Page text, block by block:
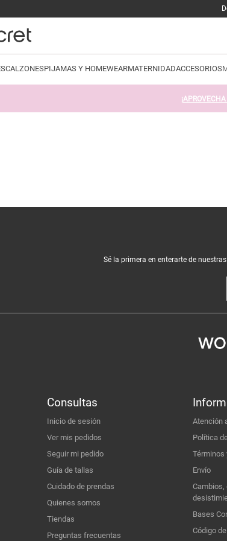
CALZONESPIJAMAS Y HOMEWEARMATERNIDADACCESORIOS
Sé la primera en enterarte de
Consultas
Inicio de sesión
Ver mis pedidos
Seguir mi pedido
Guía de tallas
Cuidado de prendas
Quienes somos
Tiendas
Preguntas frecuentas
Atención
Política
Términos
Envío
Cambios,
Bases
Código